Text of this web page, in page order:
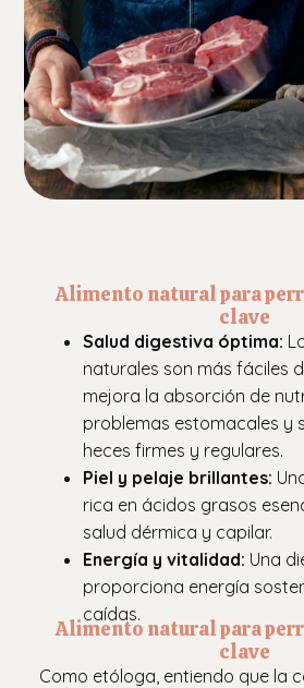
Alimento natural para
clave
Salud digestiva óptima:
naturales son más fáciles
mejora la absorción de
problemas estomacales y
heces firmes y regulares.
Piel y pelaje brillantes:
rica en ácidos grasos
salud dérmica y capilar.
Energía y vitalidad: Una
proporciona energía
caídas.
Alimento natural para
clave
Como etóloga, entiendo que la